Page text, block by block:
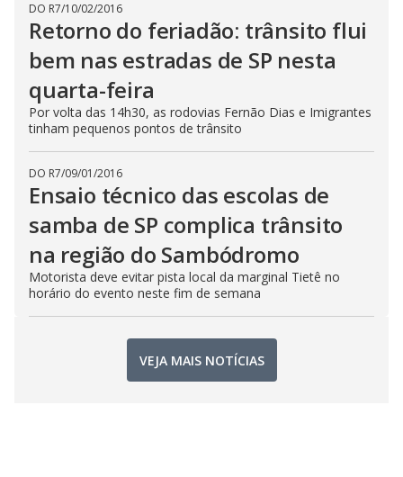
DO R7/10/02/2016
Retorno do feriadão: trânsito flui
bem nas estradas de SP nesta
quarta-feira
Por volta das 14h30, as rodovias Fernão Dias e Imigrantes
tinham pequenos pontos de trânsito
DO R7/09/01/2016
Ensaio técnico das escolas de
samba de SP complica trânsito
na região do Sambódromo
Motorista deve evitar pista local da marginal Tietê no
horário do evento neste fim de semana
VEJA MAIS NOTÍCIAS